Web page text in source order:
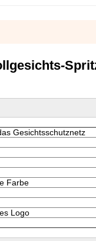
Gesichtsschutznetz
Farbe
Logo